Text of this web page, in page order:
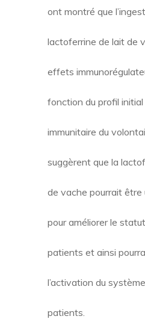
ont montré que
lactoferrine de lait de
effets
fonction du profil
immunitaire du
suggèrent que la
de vache pourrait être
pour améliorer le
patients et ainsi
l’activation du
patients.